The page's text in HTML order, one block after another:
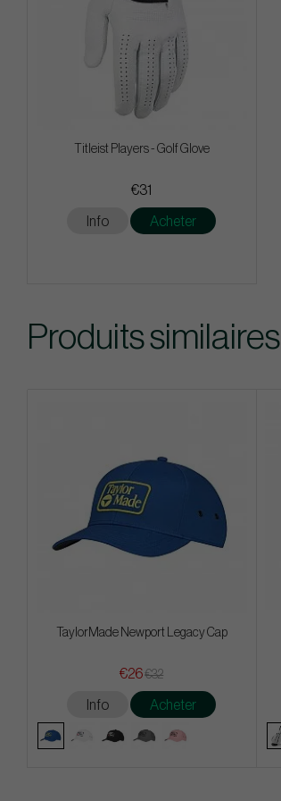
Titleist Players - Golf Glove
€31
Info Acheter
Produits similaires
TaylorMade Newport Legacy Cap
€26€32
Info Acheter